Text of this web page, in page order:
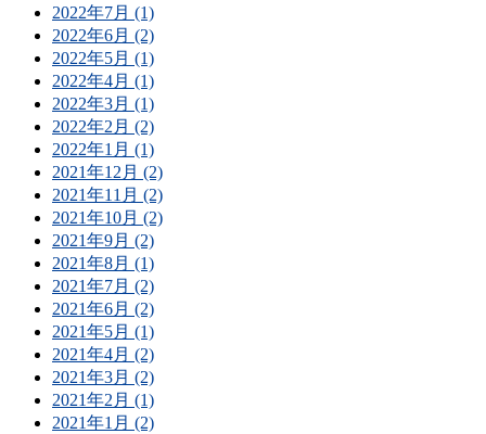
2022年7月 (1)
2022年6月 (2)
2022年5月 (1)
2022年4月 (1)
2022年3月 (1)
2022年2月 (2)
2022年1月 (1)
2021年12月 (2)
2021年11月 (2)
2021年10月 (2)
2021年9月 (2)
2021年8月 (1)
2021年7月 (2)
2021年6月 (2)
2021年5月 (1)
2021年4月 (2)
2021年3月 (2)
2021年2月 (1)
2021年1月 (2)